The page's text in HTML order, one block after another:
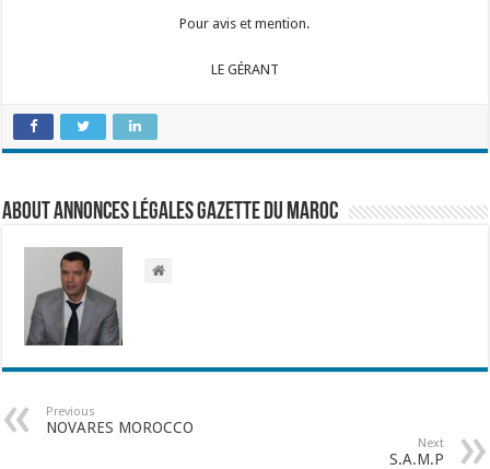
Pour avis et mention.
LE GÉRANT
About Annonces légales Gazette du Maroc
Previous
NOVARES MOROCCO
Next
S.A.M.P